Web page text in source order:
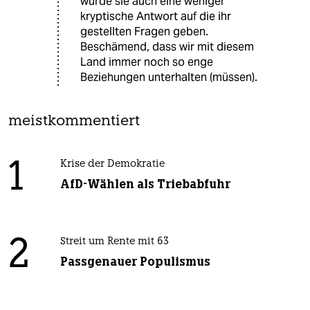
kryptische Antwort auf die ihr
gestellten Fragen geben.
Beschämend, dass wir mit diesem
Land immer noch so enge
Beziehungen unterhalten (müssen).
meistkommentiert
1 Krise der Demokratie
AfD-Wählen als Triebabfuhr
2 Streit um Rente mit 63
Passgenauer Populismus